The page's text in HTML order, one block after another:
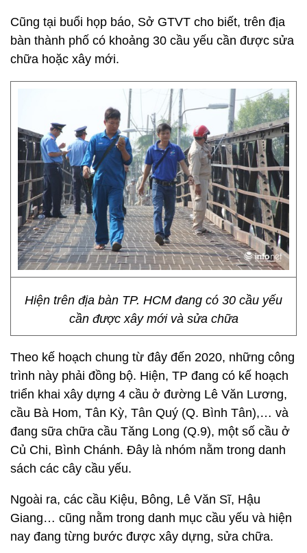
Cũng tại buổi họp báo, Sở GTVT cho biết, trên địa
bàn thành phố có khoảng 30 cầu yếu cần được sửa
chữa hoặc xây mới.
Hiện trên địa bàn TP. HCM đang có 30 cầu yếu
cần được xây mới và sửa chữa
Theo kế hoạch chung từ đây đến 2020, những công
trình này phải đồng bộ. Hiện, TP đang có kế hoạch
triển khai xây dựng 4 cầu ở đường Lê Văn Lương,
cầu Bà Hom, Tân Kỳ, Tân Quý (Q. Bình Tân),… và
đang sữa chữa cầu Tăng Long (Q.9), một số cầu ở
Củ Chi, Bình Chánh. Đây là nhóm nằm trong danh
sách các cây cầu yếu.
Ngoài ra, các cầu Kiệu, Bông, Lê Văn Sĩ, Hậu
Giang… cũng nằm trong danh mục cầu yếu và hiện
nay đang từng bước được xây dựng, sửa chữa.